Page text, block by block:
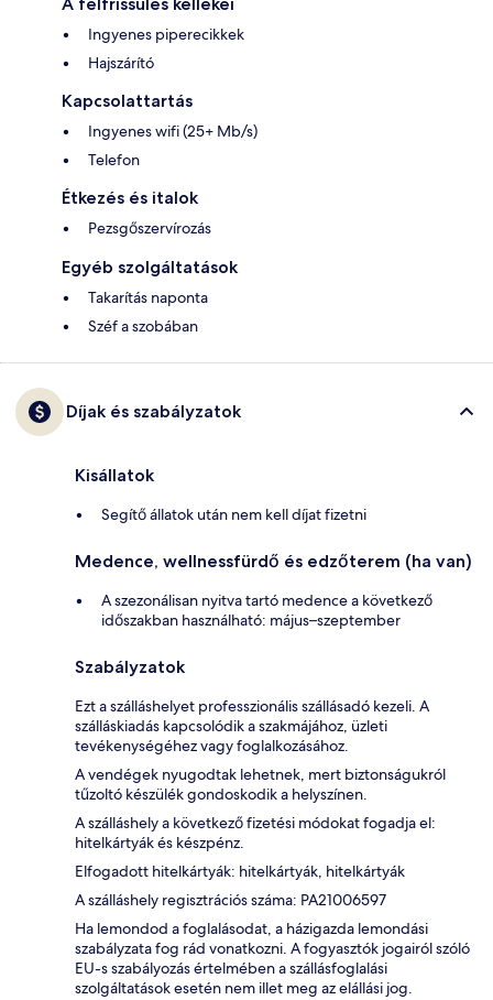
Ingyenes piperecikkek
Hajszárító
Kapcsolattartás
Ingyenes wifi (25+ Mb/s)
Telefon
Étkezés és italok
Pezsgőszervírozás
Egyéb szolgáltatások
Takarítás naponta
Széf a szobában
Díjak és szabályzatok
Kisállatok
Segítő állatok után nem kell díjat fizetni
Medence, wellnessfürdő és edzőterem (ha van)
A szezonálisan nyitva tartó medence a következő
időszakban használható: május–szeptember
Szabályzatok
Ezt a szálláshelyet professzionális szállásadó kezeli. A
szálláskiadás kapcsolódik a szakmájához, üzleti
tevékenységéhez vagy foglalkozásához.
A vendégek nyugodtak lehetnek, mert biztonságukról
tűzoltó készülék gondoskodik a helyszínen.
A szálláshely a következő fizetési módokat fogadja el:
hitelkártyák és készpénz.
Elfogadott hitelkártyák: hitelkártyák, hitelkártyák
A szálláshely regisztrációs száma: PA21006597
Ha lemondod a foglalásodat, a házigazda lemondási
szabályzata fog rád vonatkozni. A fogyasztók jogairól szóló
EU-s szabályozás értelmében a szállásfoglalási
szolgáltatások esetén nem illet meg az elállási jog.